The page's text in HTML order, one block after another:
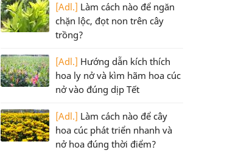
[Adl.] Làm cách nào để ngăn
chặn lộc, đọt non trên cây
trồng?
[Adl.] Hướng dẫn kích thích
hoa ly nở và kìm hãm hoa cúc
nở vào đúng dịp Tết
[Adl.] Làm cách nào để cây
hoa cúc phát triển nhanh và
nở hoa đúng thời điểm?